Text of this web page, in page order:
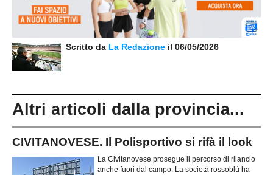
Scritto da La Redazione il 06/05/2026
Altri articoli dalla provincia...
CIVITANOVESE. Il Polisportivo si rifà il look
La Civitanovese prosegue il percorso di rilancio
anche fuori dal campo. La società rossoblù ha